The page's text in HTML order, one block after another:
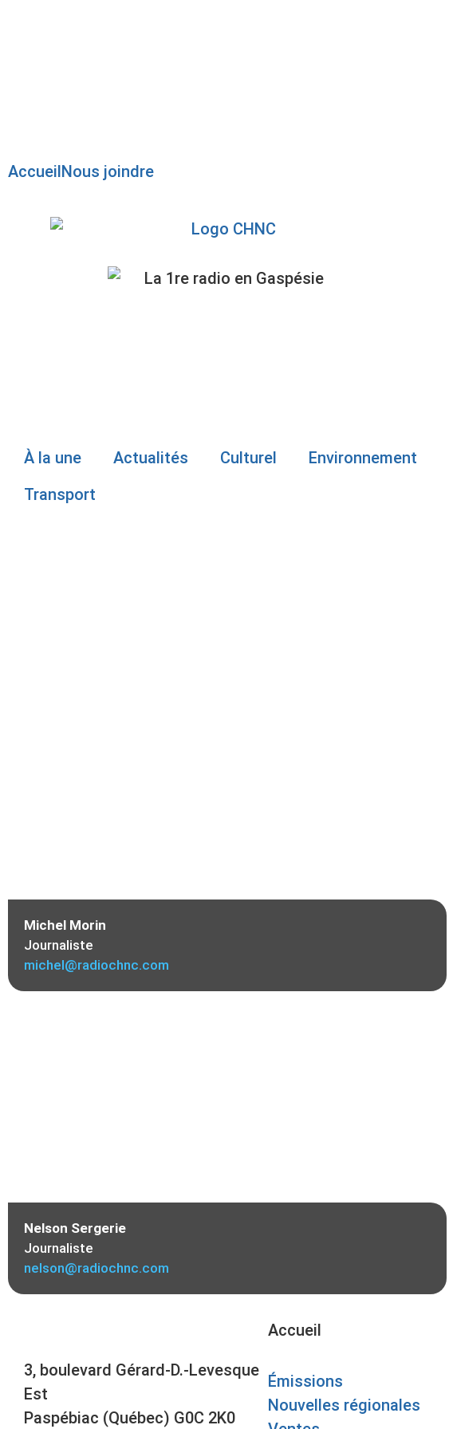
AccueilNous joindre
À la une Actualités Culturel Environnement
Transport
Michel Morin
Journaliste
michel@radiochnc.com
Nelson Sergerie
Journaliste
nelson@radiochnc.com
3, boulevard Gérard-D.-Levesque
Est
Paspébiac (Québec) G0C 2K0
Accueil
Émissions
Nouvelles régionales